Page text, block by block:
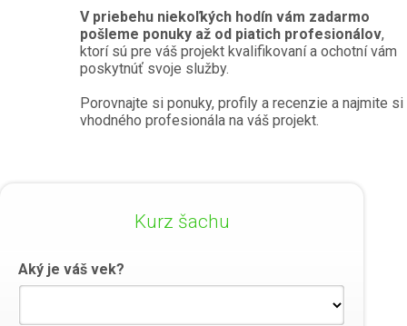
V priebehu niekoľkých hodín vám zadarmo
pošleme ponuky až od piatich profesionálov,
ktorí sú pre váš projekt kvalifikovaní a ochotní vám
poskytnúť svoje služby.
Porovnajte si ponuky, profily a recenzie a najmite si
vhodného profesionála na váš projekt.
Kurz šachu
Aký je váš vek?